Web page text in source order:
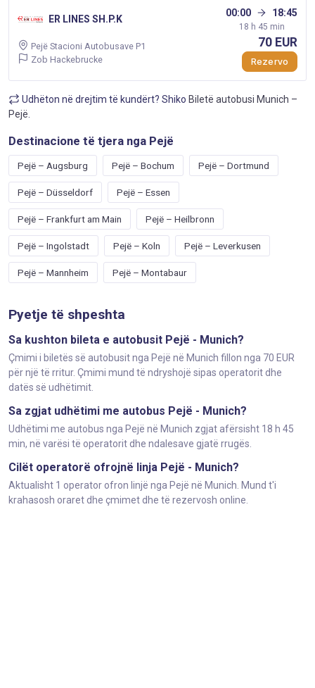
ER LINES SH.P.K
00:00 18:45
18 h 45 min
Pejë Stacioni Autobusave P1
Zob Hackebrucke
70 EUR
Rezervo
Udhëton në drejtim të kundërt? Shiko Biletë autobusi Munich –
Pejë
Destinacione të tjera nga Pejë
Pejë – Augsburg Pejë – Bochum Pejë – Dortmund
Pejë – Düsseldorf Pejë – Essen
Pejë – Frankfurt am Main Pejë – Heilbronn
Pejë – Ingolstadt Pejë – Koln Pejë – Leverkusen
Pejë – Mannheim Pejë – Montabaur
Pyetje të shpeshta
Sa kushton bileta e autobusit Pejë - Munich?
Çmimi i biletës së autobusit nga Pejë në Munich fillon nga 70 EUR
për një të rritur. Çmimi mund të ndryshojë sipas operatorit dhe
datës së udhëtimit.
Sa zgjat udhëtimi me autobus Pejë - Munich?
Udhëtimi me autobus nga Pejë në Munich zgjat afërsisht 18 h 45
min, në varësi të operatorit dhe ndalesave gjatë rrugës.
Cilët operatorë ofrojnë linja Pejë - Munich?
Aktualisht 1 operator ofron linjë nga Pejë në Munich. Mund t'i
krahasosh oraret dhe çmimet dhe të rezervosh online.